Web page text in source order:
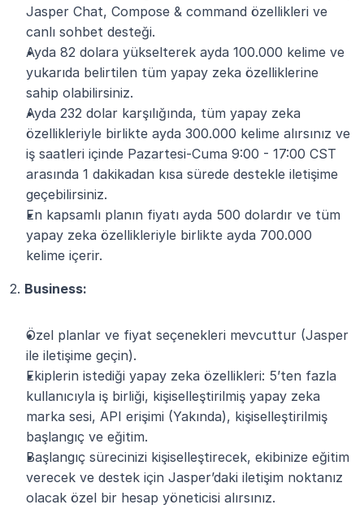
Jasper Chat, Compose & command özellikleri ve
canlı sohbet desteği.
Ayda 82 dolara yükselterek ayda 100.000 kelime ve
yukarıda belirtilen tüm yapay zeka özelliklerine
sahip olabilirsiniz.
Ayda 232 dolar karşılığında, tüm yapay zeka
özellikleriyle birlikte ayda 300.000 kelime alırsınız ve
iş saatleri içinde Pazartesi-Cuma 9:00 - 17:00 CST
arasında 1 dakikadan kısa sürede destekle iletişime
geçebilirsiniz.
En kapsamlı planın fiyatı ayda 500 dolardır ve tüm
yapay zeka özellikleriyle birlikte ayda 700.000
kelime içerir.
2. Business:
Özel planlar ve fiyat seçenekleri mevcuttur (Jasper
ile iletişime geçin).
Ekiplerin istediği yapay zeka özellikleri: 5’ten fazla
kullanıcıyla iş birliği, kişiselleştirilmiş yapay zeka
marka sesi, API erişimi (Yakında), kişiselleştirilmiş
başlangıç ve eğitim.
Başlangıç sürecinizi kişiselleştirecek, ekibinize eğitim
verecek ve destek için Jasper’daki iletişim noktanız
olacak özel bir hesap yöneticisi alırsınız.